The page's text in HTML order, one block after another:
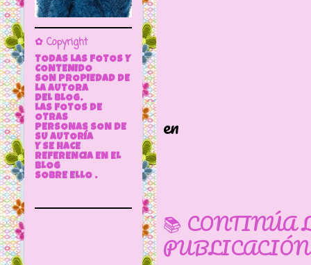
en
📚 CONTINÚA
✿ Copyright
TODAS LAS FOTOS Y
CONTENIDO
SON PROPIEDAD DE
LA AUTORA
DEL BLOG.
LAS FOTOS DE
OTRAS
PERSONAS SON DE
SU AUTORÍA
Y SE HACE
REFERENCIA EN EL
BLOG
SOBRE ELLO .